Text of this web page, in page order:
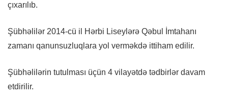
çıxarılıb.
Şübhəlilər 2014-cü il Hərbi Liseylərə Qəbul İmtahanı
zamanı qanunsuzluqlara yol verməkdə ittiham edilir.
Şübhəlilərin tutulması üçün 4 vilayətdə tədbirlər davam
etdirilir.